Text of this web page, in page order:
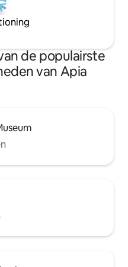
de populairste
van Apia